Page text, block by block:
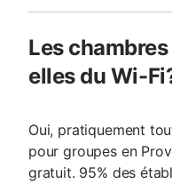
Les
elles du Wi-
Oui, pratiquement
pour groupes en
gratuit. 95% des